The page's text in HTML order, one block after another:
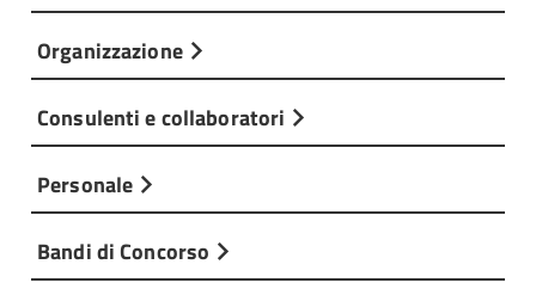
Organizzazione
Consulenti e collaboratori
Personale
Bandi di Concorso